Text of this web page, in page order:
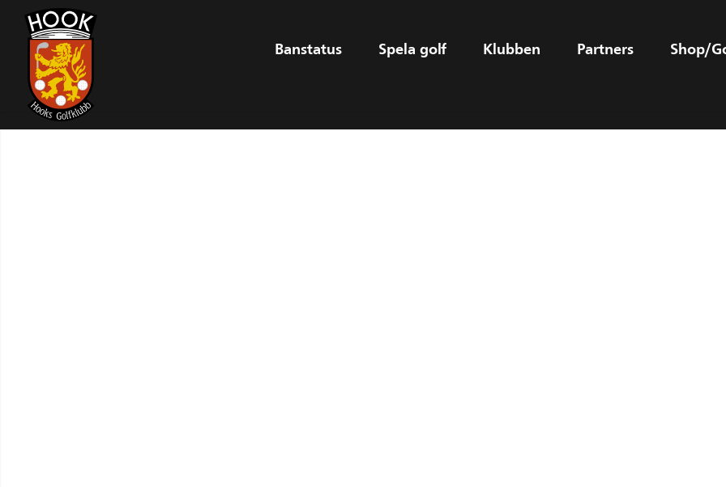
Banstatus Spela golf Klubben Partners Shop/